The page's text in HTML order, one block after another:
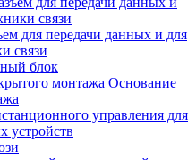
для передачи данных и для
связи
блок
Основание
управления для
устройств